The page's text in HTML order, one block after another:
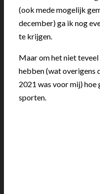
(ook mede mogelijk
december) ga ik nog
te krijgen.
Maar om het niet
hebben (wat overigens
2021 was voor mij)
sporten.